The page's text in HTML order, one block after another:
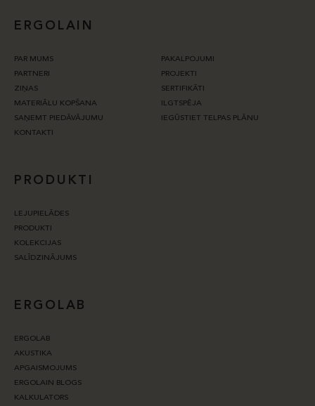
ERGOLAIN
PAR MUMS
PAKALPOJUMI
PARTNERI
PROJEKTI
ZIŅAS
SERTIFIKĀTI
MATERIĀLU KOPŠANA
ILGTSPĒJA
SAŅEMT PIEDĀVĀJUMU
IEGŪSTIET TELPAS PLĀNU
KONTAKTI
PRODUKTI
LEJUPIELĀDES
PRODUKTI
KOLEKCIJAS
SALĪDZINĀJUMS
ERGOLAB
ERGOLAB
AKUSTIKA
APGAISMOJUMS
ERGOLAIN BLOGS
KALKULATORS